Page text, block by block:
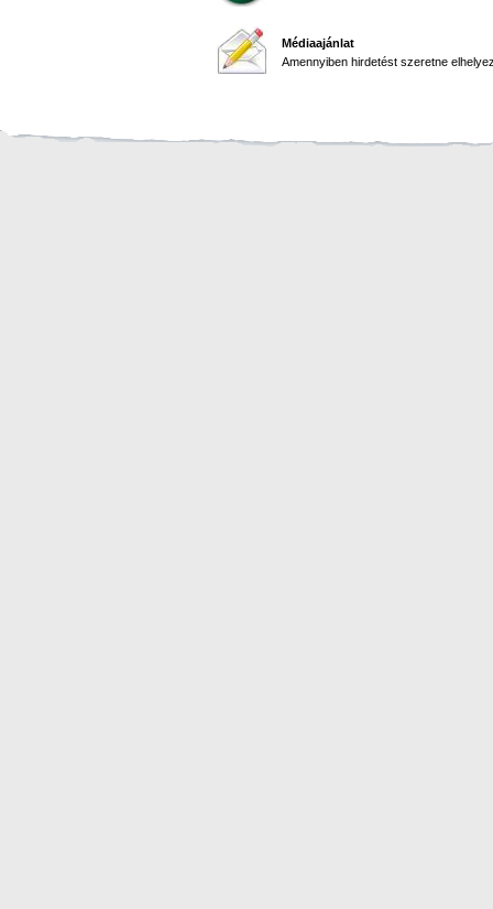
Médiaajánlat
Amennyiben hirdetést szeretne